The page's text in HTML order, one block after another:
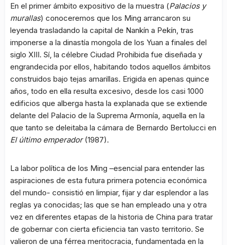
En el primer ámbito expositivo de la muestra (Palacios y
murallas) conoceremos que los Ming arrancaron su
leyenda trasladando la capital de Nankín a Pekín, tras
imponerse a la dinastía mongola de los Yuan a finales del
siglo XIII. Sí, la célebre Ciudad Prohibida fue diseñada y
engrandecida por ellos, habitando todos aquellos ámbitos
construidos bajo tejas amarillas. Erigida en apenas quince
años, todo en ella resulta excesivo, desde los casi 1000
edificios que alberga hasta la explanada que se extiende
delante del Palacio de la Suprema Armonía, aquella en la
que tanto se deleitaba la cámara de Bernardo Bertolucci en
El último emperador(1987).
La labor política de los Ming –esencial para entender las
aspiraciones de esta futura primera potencia económica
del mundo- consistió en limpiar, fijar y dar esplendor a las
reglas ya conocidas; las que se han empleado una y otra
vez en diferentes etapas de la historia de China para tratar
de gobernar con cierta eficiencia tan vasto territorio. Se
valieron de una férrea meritocracia, fundamentada en la